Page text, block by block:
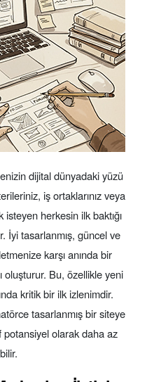
dijital dünyadaki yüzü
iş ortaklarınız veya
isteyen herkesin ilk baktığı
İyi tasarlanmış, güncel ve
karşı anında bir
oluşturur. Bu, özellikle yeni
kritik bir ilk izlenimdir.
tasarlanmış bir siteye
olarak daha az